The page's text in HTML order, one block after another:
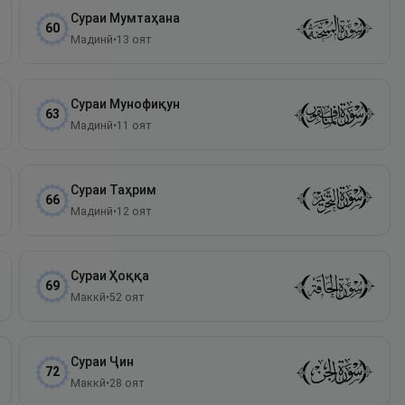
60
Сураи Мумтаҳана
Мадинӣ•13 оят
63
Сураи Мунофиқун
Мадинӣ•11 оят
66
Сураи Таҳрим
Мадинӣ•12 оят
69
СураиҲоққа
Маккӣ•52 оят
72
Сураи Ҷин
Маккӣ•28 оят